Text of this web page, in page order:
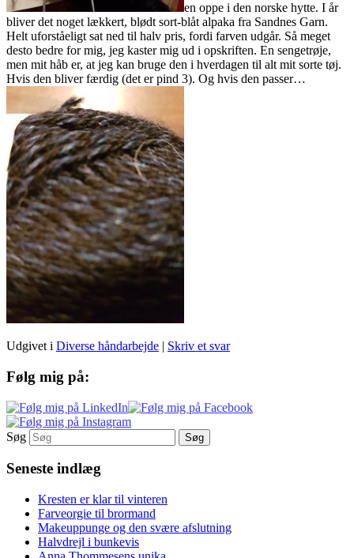
en oppe i den norske hytte. I år
bliver det noget lækkert, blødt sort-blåt alpaka fra Sandnes Garn.
Helt uforståeligt sat ned til halv pris, fordi farven udgår. Så meget
desto bedre for mig, jeg kaster mig ud i opskriften. En sengetrøje,
men mit håb er, at jeg kan bruge den i hverdagen til alt mit sorte tøj.
Hvis den bliver færdig (det er pind 3). Og hvis den passer…
Udgivet i Diverse håndarbejde | Skriv et svar
Følg mig på:
Søg
Seneste indlæg
Kresten er klar til vinteren
Farveorgie til brormand
Makeuppunge og den svære afslutning
Halvdrejl i bunkevis